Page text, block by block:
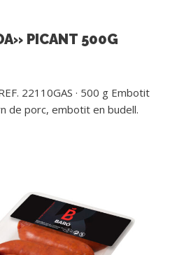
PICANT 500G
22110GAS · 500 g Embotit
de porc, embotit en budell.